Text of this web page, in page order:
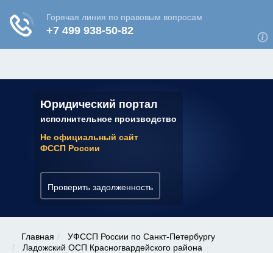
Юридический портал
исполнительное производство
Не официальный сайт
ФССП России
Проверить задолженность
✆ 7 (800) 350-22-64
Главная
УФССП России по Санкт-Петербургу
Ладожский ОСП Красногвардейского района